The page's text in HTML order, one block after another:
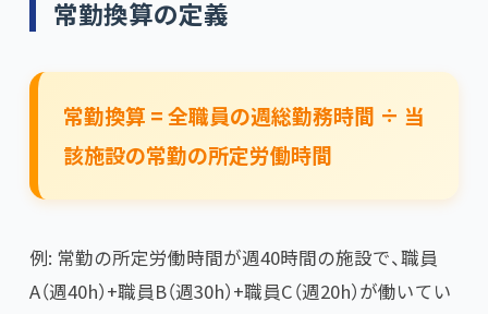
常勤換算の定義
常勤換算 = 全職員の週総勤務時間 ÷ 当
該施設の常勤の所定労働時間
例: 常勤の所定労働時間が週40時間の施設で、職員
A（週40h）+職員B（週30h）+職員C（週20h）が働いてい